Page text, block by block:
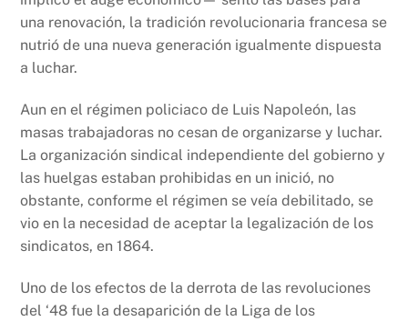
una renovación, la tradición revolucionaria francesa se
nutrió de una nueva generación igualmente dispuesta
a luchar.
Aun en el régimen policiaco de Luis Napoleón, las
masas trabajadoras no cesan de organizarse y luchar.
La organización sindical independiente del gobierno y
las huelgas estaban prohibidas en un inició, no
obstante, conforme el régimen se veía debilitado, se
vio en la necesidad de aceptar la legalización de los
sindicatos, en 1864.
Uno de los efectos de la derrota de las revoluciones
del ‘48 fue la desaparición de la Liga de los